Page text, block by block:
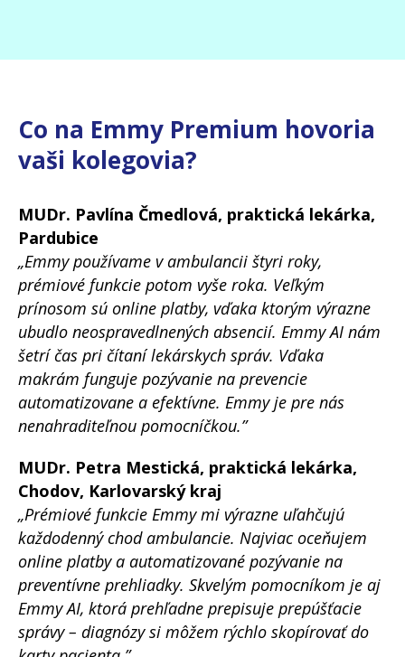
Co na Emmy Premium hovoria
vaši kolegovia?
MUDr. Pavlína Čmedlová, praktická lekárka,
Pardubice
„Emmy používame v ambulancii štyri roky,
prémiové funkcie potom vyše roka. Veľkým
prínosom sú online platby, vďaka ktorým výrazne
ubudlo neospravedlnených absencií. Emmy AI nám
šetrí čas pri čítaní lekárskych správ. Vďaka
makrám funguje pozývanie na prevencie
automatizovane a efektívne. Emmy je pre nás
nenahraditeľnou pomocníčkou.”
MUDr. Petra Mestická, praktická lekárka,
Chodov, Karlovarský kraj
„Prémiové funkcie Emmy mi výrazne uľahčujú
každodenný chod ambulancie. Najviac oceňujem
online platby a automatizované pozývanie na
preventívne prehliadky. Skvelým pomocníkom je aj
Emmy AI, ktorá prehľadne prepisuje prepúšťacie
správy – diagnózy si môžem rýchlo skopírovať do